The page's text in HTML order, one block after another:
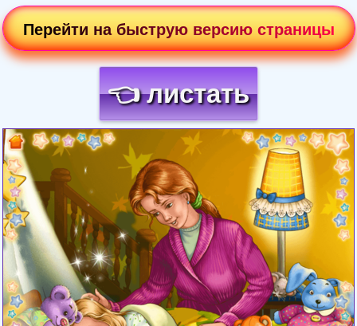
Перейти на быструю версию страницы
👈 листать
Загрузка картинки...